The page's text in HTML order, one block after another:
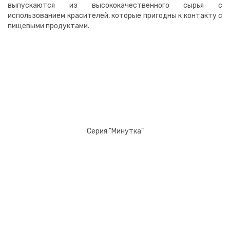
выпускаются из высококачественного сырья с
использованием красителей, которые пригодны к контакту с
пищевыми продуктами.
Серия "Минутка"